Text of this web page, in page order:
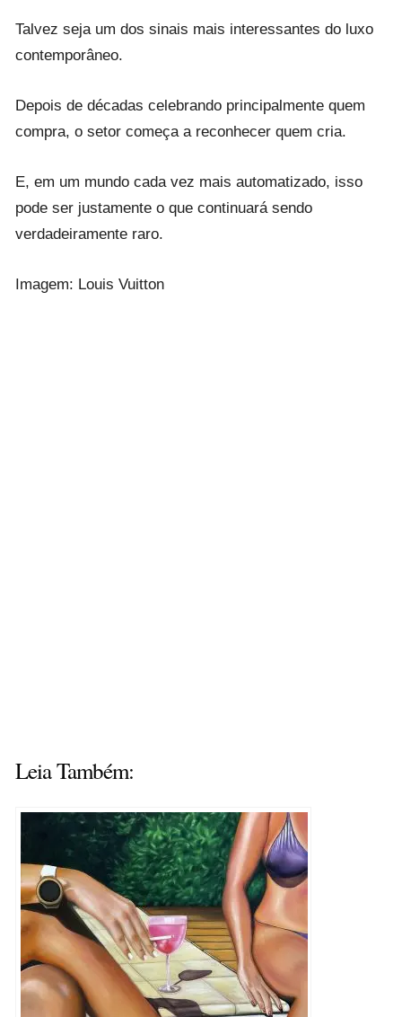
Talvez seja um dos sinais mais interessantes do luxo
contemporâneo.
Depois de décadas celebrando principalmente quem
compra, o setor começa a reconhecer quem cria.
E, em um mundo cada vez mais automatizado, isso
pode ser justamente o que continuará sendo
verdadeiramente raro.
Imagem: Louis Vuitton
Leia Também: